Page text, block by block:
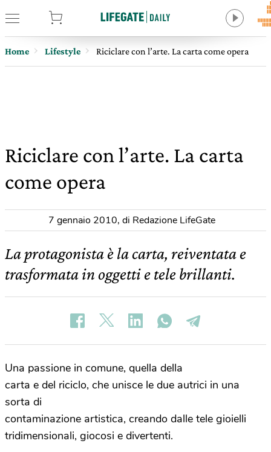
Home Lifestyle Riciclare con l’arte. La carta come opera
Riciclare con l’arte. La carta
come opera
7 gennaio 2010, di Redazione LifeGate
La protagonista è la carta, reiventata e
trasformata in oggetti e tele brillanti.
Una passione in comune, quella della
carta e del riciclo, che unisce le due autrici in una
sorta di
contaminazione artistica, creando dalle tele gioielli
tridimensionali, giocosi e divertenti.